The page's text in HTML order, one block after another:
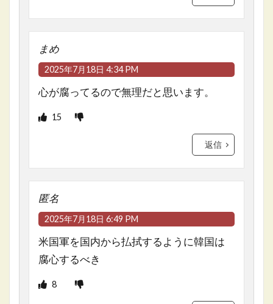
まめ
2025年7月18日 4:34 PM
心が腐ってるので無理だと思います。
15
返信
匿名
2025年7月18日 6:49 PM
米国軍を国内から払拭するように韓国は
腐心するべき
8